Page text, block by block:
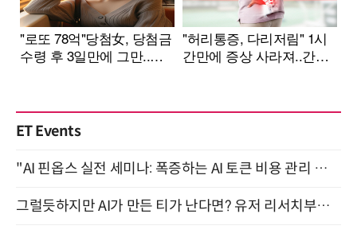
ET Events
"AI 핀옵스 실전 세미나: 폭증하는 AI 토큰 비용 관리 전략" 8월 21일 개최
그럴듯하지만 AI가 만든 티가 난다면? 유저 리서치부터 배포까지! (9/15)